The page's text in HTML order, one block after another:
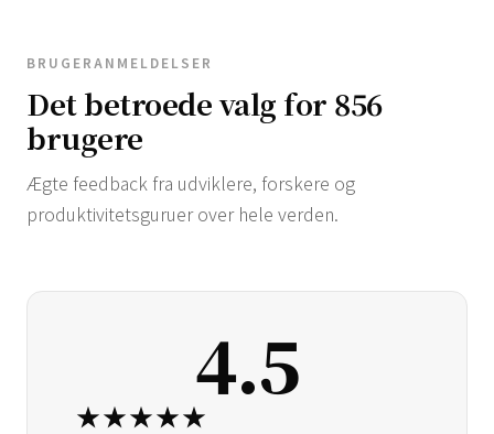
BRUGERANMELDELSER
Det betroede valg for 856
brugere
Ægte feedback fra udviklere, forskere og
produktivitetsguruer over hele verden.
4.5
★★★★★